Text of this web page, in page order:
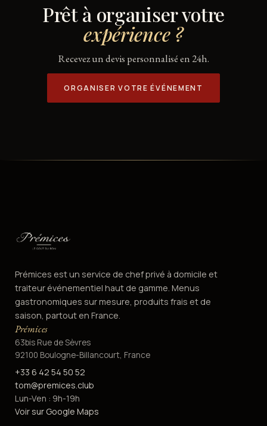
Prêt à organiser votre
expérience ?
Recevez un devis personnalisé en 24h.
ORGANISER VOTRE ÉVÉNEMENT
Prémices est un service de chef privé à domicile et
traiteur événementiel haut de gamme. Menus
gastronomiques sur mesure, produits frais et de
saison, partout en France.
Prémices
63bis Rue de Sèvres
92100 Boulogne-Billancourt, France
+33 6 42 54 50 52
tom@premices.club
Lun-Ven : 9h-19h
Voir sur Google Maps